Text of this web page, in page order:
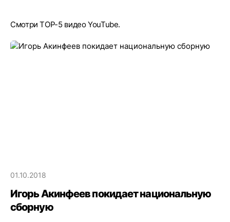
Смотри TOP-5 видео YouTube.
01.10.2018
Игорь Акинфеев покидает национальную
сборную